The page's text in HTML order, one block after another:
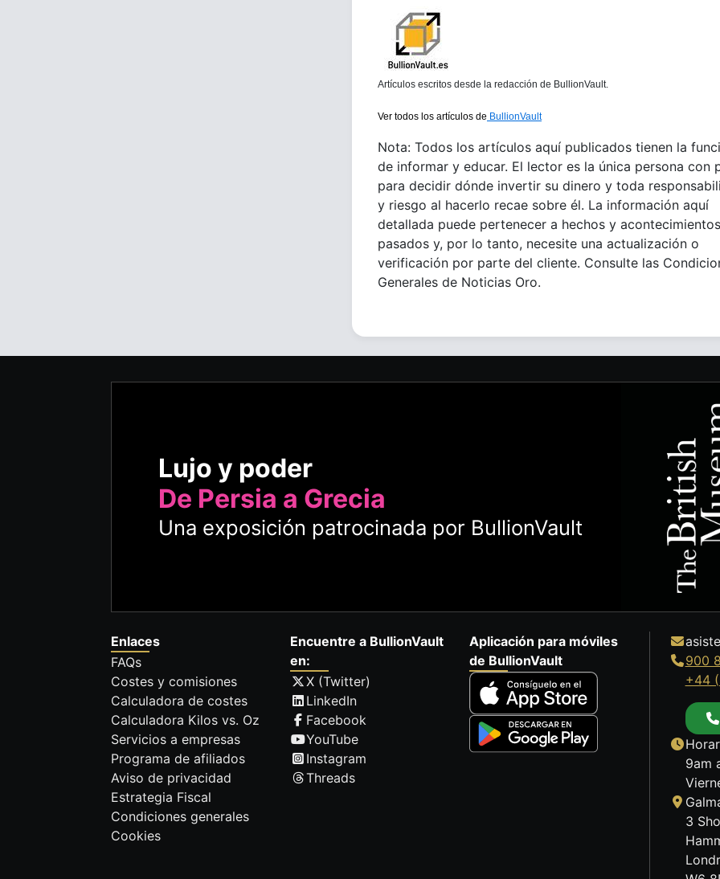
Artículos escritos desde la redacción de BullionVault.
Ver todos los artículos de BullionVault
Nota: Todos los artículos aquí publicados tienen la
de informar y educar. El lector es la única persona con
para decidir dónde invertir su dinero y toda
y riesgo al hacerlo recae sobre él. La información aquí
detallada puede pertenecer a hechos y acontecimientos
pasados y, por lo tanto, necesite una actualización o
verificación por parte del cliente. Consulte las
Generales de Noticias Oro.
Lujo y poder
De Persia a Grecia
Una exposición patrocinada por BullionVault
Enlaces
FAQs
Costes y comisiones
Calculadora de costes
Calculadora Kilos vs. Oz
Servicios a empresas
Programa de afiliados
Aviso de privacidad
Estrategia Fiscal
Condiciones generales
Cookies
Encuentre a BullionVault
en:
X (Twitter)
LinkedIn
Facebook
YouTube
Instagram
Threads
Aplicación para móviles
de BullionVault
900
+44
9am
3